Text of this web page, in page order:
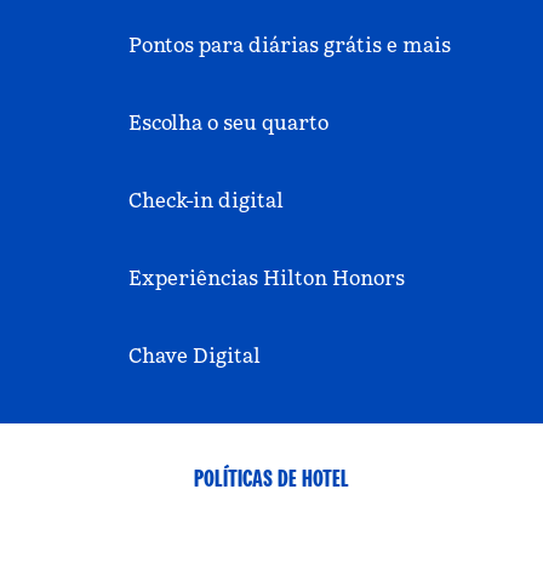
Pontos para diárias grátis e mais
Escolha o seu quarto
Check-in digital
Experiências Hilton Honors
Chave Digital
POLÍTICAS DE HOTEL